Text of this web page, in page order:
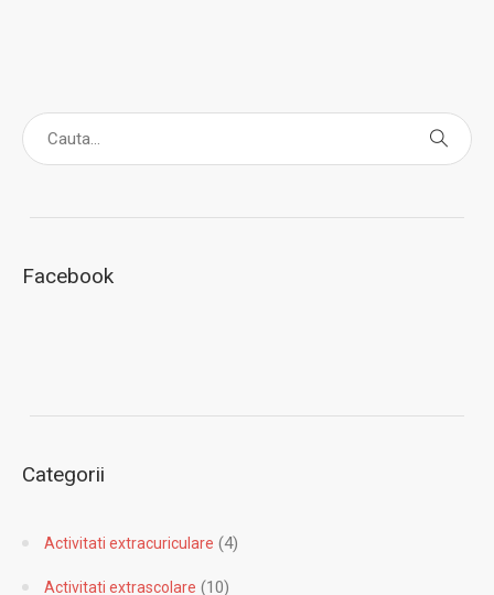
Facebook
Categorii
Activitati extracuriculare (4)
Activitati extrascolare (10)